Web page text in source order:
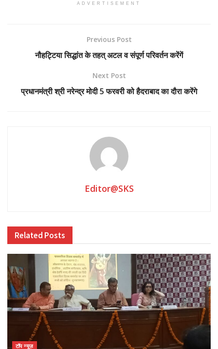
ADVERTISEMENT
Previous Post
नौहट्टिया सिद्धांत के तहत् अटल व संपूर्ण परिवर्तन करेंगें
Next Post
प्रधानमंत्री श्री नरेन्द्र मोदी 5 फरवरी को हैदराबाद का दौरा करेंगे
Editor@SKS
Related Posts
टॉप न्यूज़